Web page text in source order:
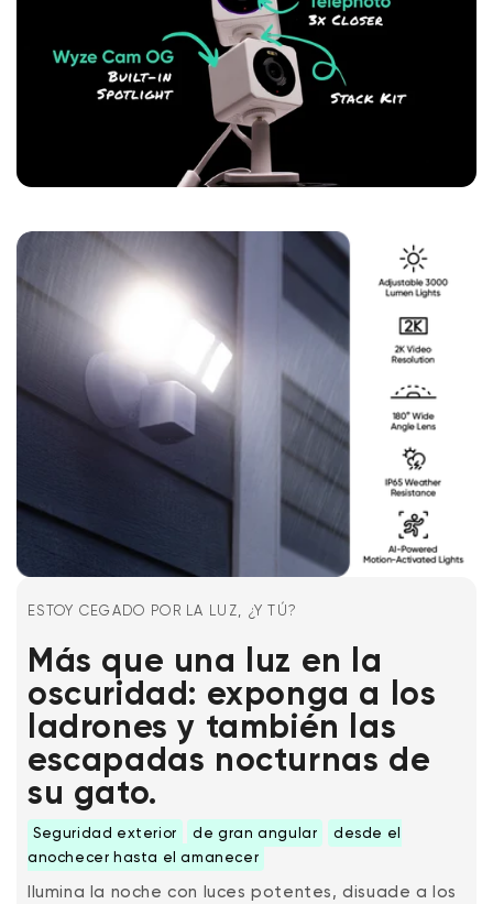
ESTOY CEGADO POR LA LUZ, ¿Y TÚ?
Más que una luz en la
oscuridad: exponga a los
ladrones y también las
escapadas nocturnas de
su gato.
Seguridad exterior de gran angular
desde el
anochecer hasta el amanecer
Ilumina la noche con luces potentes, disuade a los